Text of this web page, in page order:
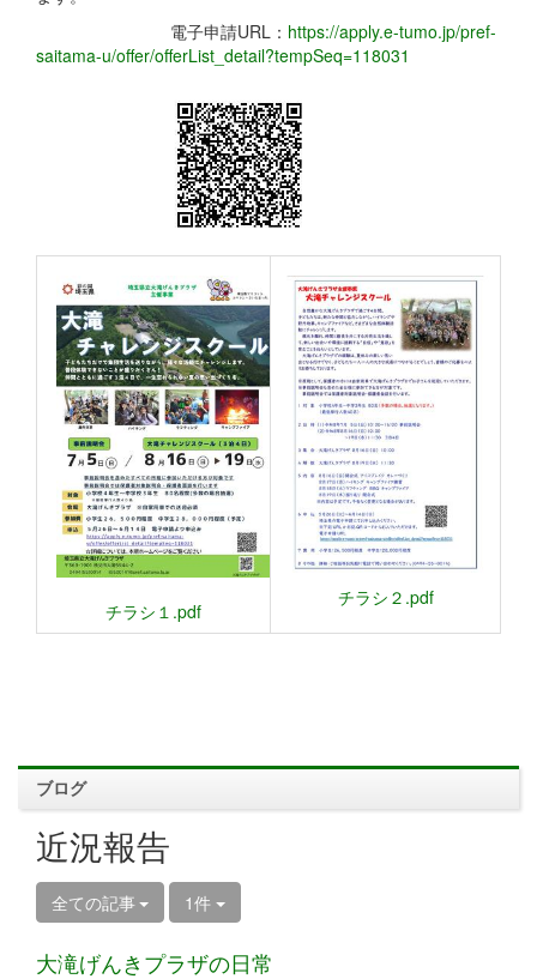
電子申請URL： https://apply.e-tumo.jp/pref-
saitama-u/offer/offerList_detail?tempSeq=118031
チラシ１.pdf
チラシ２.pdf
ブログ
近況報告
全ての記事 1件
大滝げんきプラザの日常